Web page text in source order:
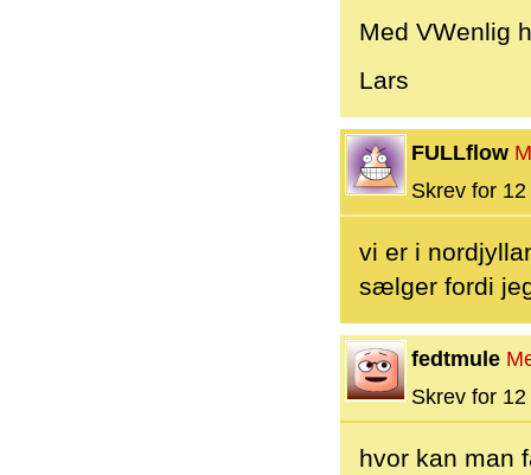
Med VWenlig
Lars
FULLflow
Skrev for
vi er i
sælger fordi
fedtmule
Skrev for
hvor kan man